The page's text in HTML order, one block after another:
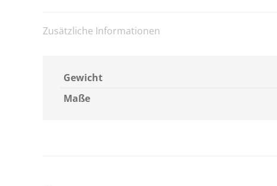
Zusätzliche Informationen
Gewicht
Maße